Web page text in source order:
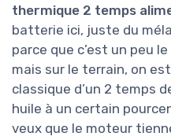
thermique 2 temps
batterie ici, juste du
parce que c’est un peu
mais sur le terrain, on
classique d’un 2 temps
huile à un certain
veux que le moteur